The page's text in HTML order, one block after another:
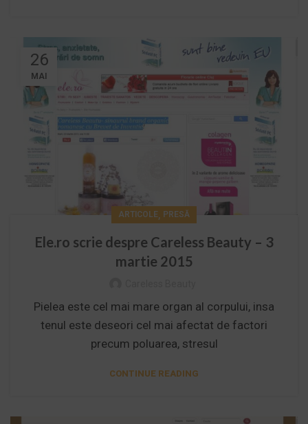
26
MAI
ARTICOLE, PRESĂ
Ele.ro scrie despre Careless Beauty – 3
martie 2015
Pielea este cel mai mare organ al corpului, insa
tenul este deseori cel mai afectat de factori
precum poluarea, stresul
CONTINUE READING